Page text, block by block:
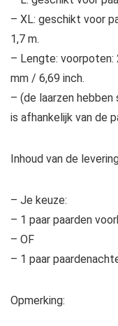
– XL: geschikt voor
1,7 m.
– Lengte: voorpoten:
mm / 6,69 inch.
– (de laarzen
is afhankelijk van de
Inhoud van de
– Je keuze:
– 1 paar paarden
– OF
– 1 paar
Opmerking: